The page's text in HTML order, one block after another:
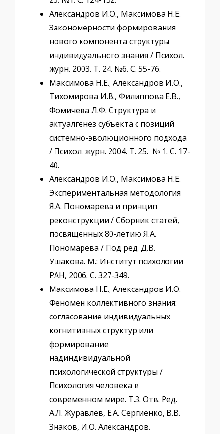
Александров И.О., Максимова Н.Е.
Закономерности формирования
нового компонента структуры
индивидуального знания / Психол.
журн. 2003. Т. 24. №6. С. 55-76.
Максимова Н.Е., Александров И.О.,
Тихомирова И.В., Филиппова Е.В.,
Фомичева Л.Ф. Структура и
актуалгенез субъекта с позиций
системно-эволюционного подхода
/ Психол. журн. 2004. Т. 25. № 1. С. 17-
40.
Александров И.О., Максимова Н.Е.
Экспериментальная методология
Я.А. Пономарева и принцип
реконструкции / Сборник статей,
посвященных 80-летию Я.А.
Пономарева / Под ред. Д.В.
Ушакова. М.: Институт психологии
РАН, 2006. C. 327-349.
Максимова Н.Е., Александров И.О.
Феномен коллективного знания:
согласование индивидуальных
когнитивных структур или
формирование
надиндивидуальной
психологической структуры /
Психология человека в
современном мире. Т.З. Отв. Ред.
А.Л. Журавлев, Е.А. Сергиенко, В.В.
Знаков, И.О. Александров.